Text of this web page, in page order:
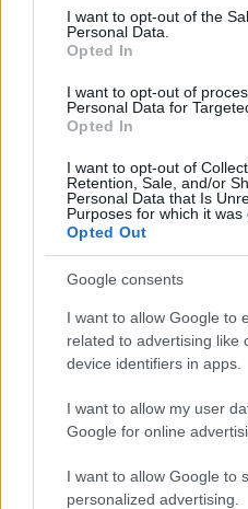
consent section.
I want to opt-out of the
Personal Data.
Opted In
I want to opt-out of
Personal Data for
Opted In
I want to opt-out of
Retention, Sale, and/or
Personal Data that Is
Purposes for which it was
Opted Out
Google consents
I want to allow Google to
related to advertising like
device identifiers in apps.
I want to allow my user
Google for online
I want to allow Google to
personalized advertising.
Papa Leone a Santa Maria
giovani per il meeting
Edoardo Castellucci · 7 Ago 2026
NEWS